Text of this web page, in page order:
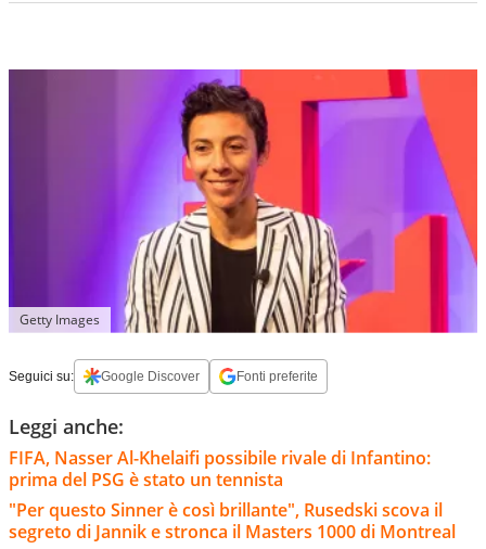
Getty Images
Seguici su: Google Discover Fonti preferite
Leggi anche:
FIFA, Nasser Al-Khelaifi possibile rivale di Infantino:
prima del PSG è stato un tennista
"Per questo Sinner è così brillante", Rusedski scova il
segreto di Jannik e stronca il Masters 1000 di Montreal